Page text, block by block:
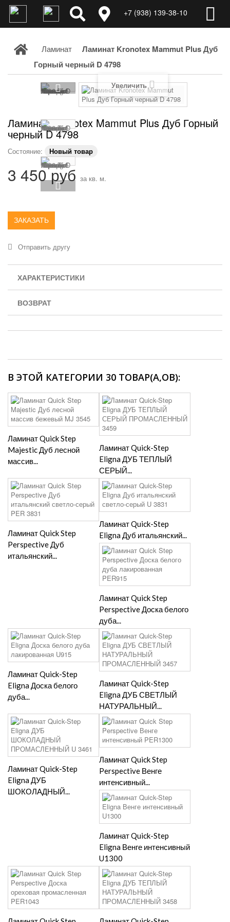
+7 (938) 139-38-10
Ламинат
Ламинат Kronotex Mammut Plus Дуб
Горный черный D 4798
Увеличить
Ламинат Kronotex Mammut Plus Дуб Горный
черный D 4798
Состояние: Новый товар
3 450 руб за кв. м.
ЗАКАЗАТЬ
Отправить другу
ХАРАКТЕРИСТИКИ
ВОЗВРАТ
В ЭТОЙ КАТЕГОРИИ 30 ТОВАР(А,ОВ):
Ламинат Quick Step
Majestic Дуб лесной
массив...
Ламинат Quick-Step
Eligna ДУБ ТЕПЛЫЙ
СЕРЫЙ...
Ламинат Quick Step
Perspective Дуб
итальянский...
Ламинат Quick-Step
Eligna Дуб итальянский...
Ламинат Quick Step
Perspective Доска белого
дуба...
Ламинат Quick-Step
Eligna Доска белого
дуба...
Ламинат Quick-Step
Eligna ДУБ СВЕТЛЫЙ
НАТУРАЛЬНЫЙ...
Ламинат Quick-Step
Eligna ДУБ
ШОКОЛАДНЫЙ...
Ламинат Quick Step
Perspective Венге
интенсивный...
Ламинат Quick-Step
Eligna Венге интенсивный
U1300